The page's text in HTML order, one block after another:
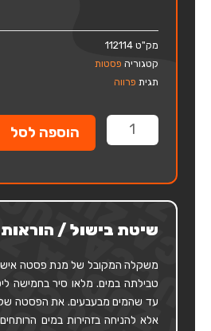
מק"ט 112114
קטגוריה פסטות
תגית פרווה
כמות
של
הוספה לסל
שיטת בישול /
טבילתה במים. מלאו סיר בחמישה
עד שהמים מבעבעים. את הפסטה של
אלא להניחה בזהירות במים